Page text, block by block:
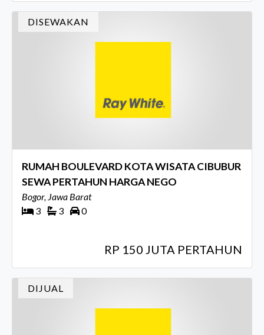
DISEWAKAN
RUMAH BOULEVARD KOTA WISATA CIBUBUR
SEWA PERTAHUN HARGA NEGO
Bogor, Jawa Barat
3
3 0
RP 150 JUTA PERTAHUN
DIJUAL